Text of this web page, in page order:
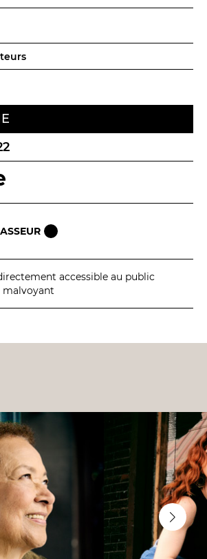
PÉDAGOGIQUES
& places à l’unité
accessible au public
malvoyant